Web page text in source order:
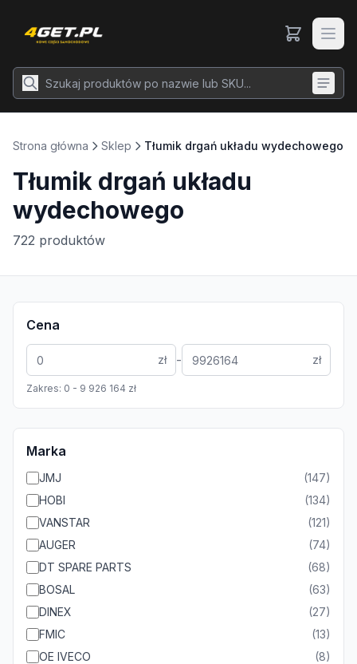
Strona główna Sklep Tłumik drgań układu wydechowego
Tłumik drgań układu
wydechowego
722 produktów
Cena
zł - zł
Zakres: 0 - 9 926 164 zł
Marka
JMJ (147)
HOBI
(134)
VANSTAR
(121)
AUGER
(74)
DT SPARE PARTS
(68)
BOSAL
(63)
DINEX
(27)
FMIC
(13)
OE IVECO
(8)